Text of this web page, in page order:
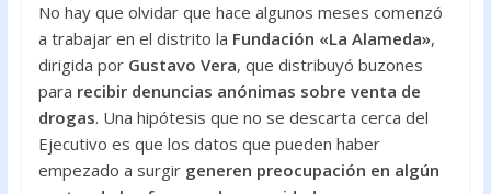
No hay que olvidar que hace algunos meses comenzó
a trabajar en el distrito la Fundación «La Alameda»,
dirigida por Gustavo Vera, que distribuyó buzones
para recibir denuncias anónimas sobre venta de
drogas. Una hipótesis que no se descarta cerca del
Ejecutivo es que los datos que pueden haber
empezado a surgir generen preocupación en algún